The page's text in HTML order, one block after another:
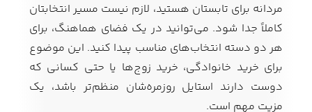
مردانه برای تابستان هستید، لازم نیست مسیر انتخابتان
کاملاً جدا شود. می‌توانید در یک فضای هماهنگ، برای
هر دو دسته انتخاب‌های مناسب پیدا کنید. این موضوع
برای خرید خانوادگی، خرید زوج‌ها یا حتی کسانی که
دوست دارند استایل روزمره‌شان منظم‌تر باشد، یک
مزیت مهم است.